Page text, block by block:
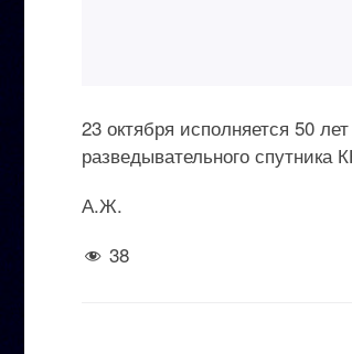
23 октября исполняется 50
разведывательного спутника
А.Ж.
38